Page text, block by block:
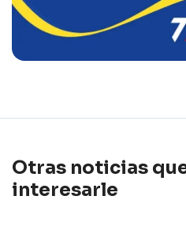
Otras noticias
interesarle